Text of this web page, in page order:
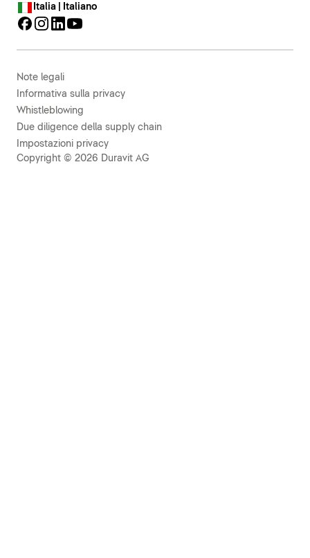
Italia | Italiano
Note legali
Informativa sulla privacy
Whistleblowing
Due diligence della supply chain
Impostazioni privacy
Copyright © 2026 Duravit AG